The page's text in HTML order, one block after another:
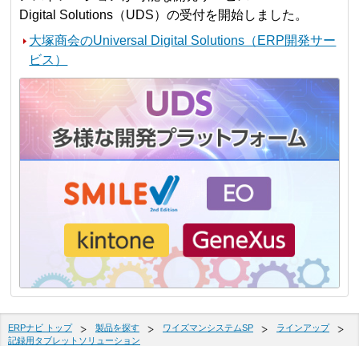
Digital Solutions（UDS）の受付を開始しました。
大塚商会のUniversal Digital Solutions（ERP開発サー
ビス）
ERPナビ トップ 製品を探す ワイズマンシステムSP
ラインアップ
記録用タブレットソリューション